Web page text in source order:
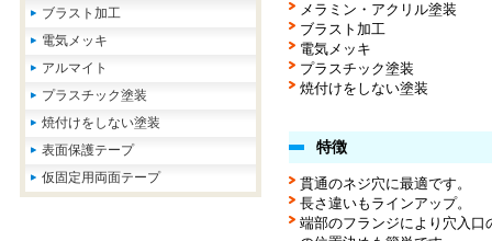
ブラスト加工
電気メッキ
アルマイト
プラスチック塗装
焼付けをしない塗装
表面保護テープ
仮固定用両面テープ
メラミン・アクリル塗装
ブラスト加工
電気メッキ
プラスチック塗装
焼付けをしない塗装
特徴
貫通のネジ穴に最適です。
長さ違いもラインアップ。
端部のフランジにより穴入